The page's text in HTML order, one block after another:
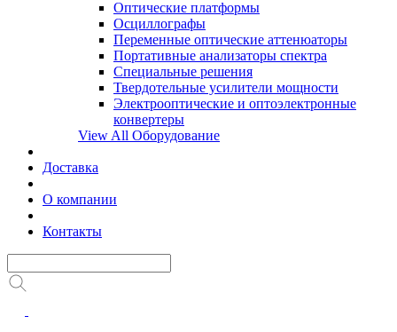
Оптические платформы
Осциллографы
Переменные оптические аттенюаторы
Портативные анализаторы спектра
Специальные решения
Твердотельные усилители мощности
Электрооптические и оптоэлектронные
конвертеры
View All Оборудование
Доставка
О компании
Контакты